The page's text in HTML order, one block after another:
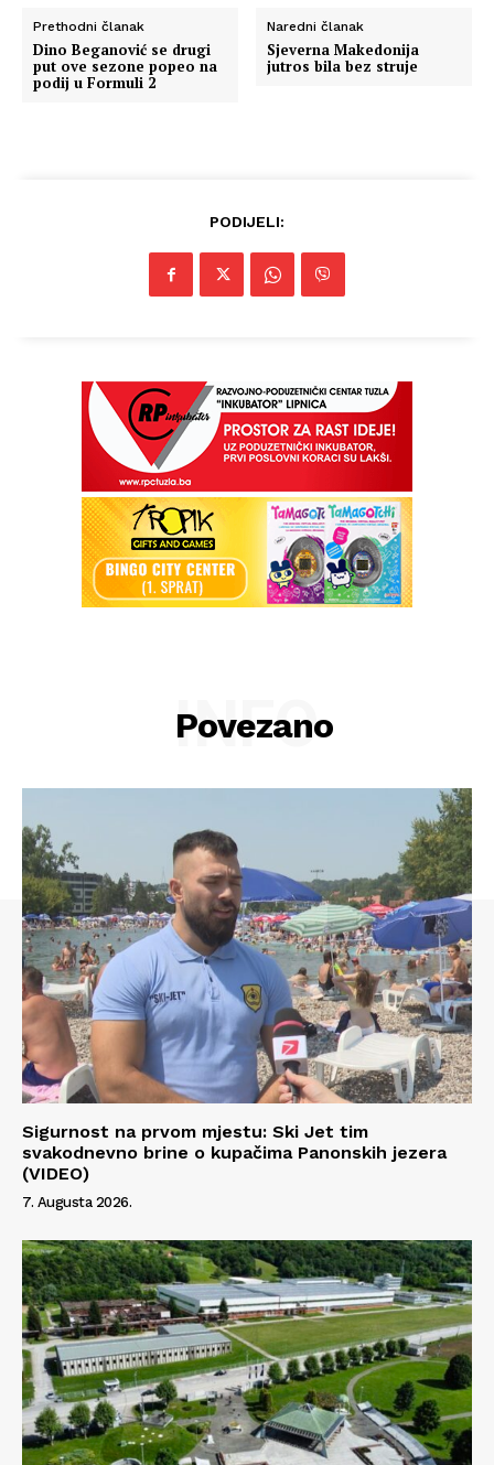
Prethodni članak
Dino Beganović se drugi
put ove sezone popeo na
podij u Formuli 2
Naredni članak
Sjeverna Makedonija
jutros bila bez struje
PODIJELI:
Povezano
INFO
Sigurnost na prvom mjestu: Ski Jet tim
svakodnevno brine o kupačima Panonskih jezera
(VIDEO)
7. Augusta 2026.